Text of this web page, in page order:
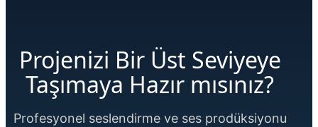
Projenizi Bir Üst Seviyeye
Taşımaya Hazır mısınız?
Profesyonel seslendirme ve ses prodüksiyonu